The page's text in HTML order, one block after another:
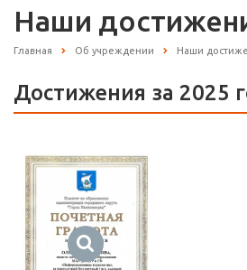
Наши
Главная Об учреждении Наши
Достижения за 2025